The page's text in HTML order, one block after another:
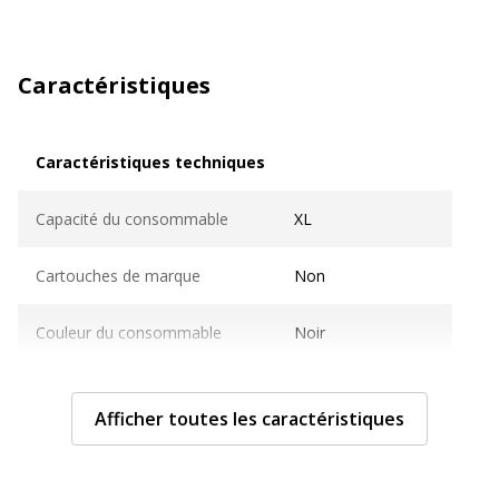
Caractéristiques
Caractéristiques techniques
Capacité du consommable XL
Cartouches de marque Non
Couleur du consommable Noir
Nombre de pages imprimables 6 300 pages
Compatible avec technologie Laser
Afficher toutes les caractéristiques